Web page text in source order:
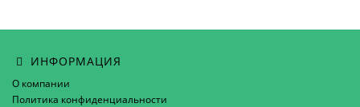
ИНФОРМАЦИЯ
О компании
Политика конфиденциальности